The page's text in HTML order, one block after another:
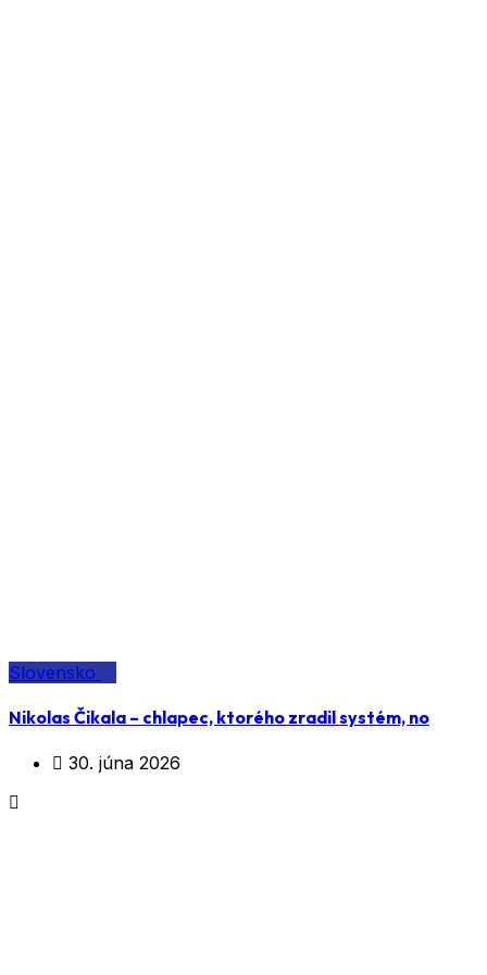
Slovensko
Nikolas Čikala – chlapec, ktorého zradil systém, no
30. júna 2026